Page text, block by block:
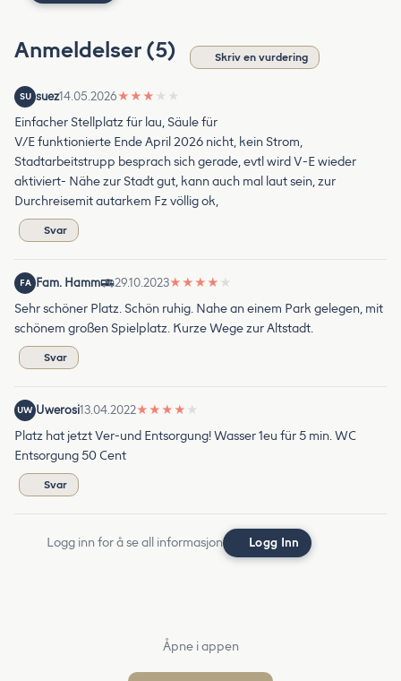
Anmeldelser (5) Skriv en vurdering
SU suez14.05.2026★ ★ ★ ★ ★
Einfacher Stellplatz für lau, Säule für
V/E funktionierte Ende April 2026 nicht, kein Strom,
Stadtarbeitstrupp besprach sich gerade, evtl wird V-E wieder
aktiviert- Nähe zur Stadt gut, kann auch mal laut sein, zur
Durchreisemit autarkem Fz völlig ok,
Svar
FA Fam. Hamm 29.10.2023★ ★ ★ ★ ★
Sehr schöner Platz. Schön ruhig. Nahe an einem Park gelegen, mit
schönem großen Spielplatz. Kurze Wege zur Altstadt.
Svar
UW Uwerosi13.04.2022★ ★ ★ ★ ★
Platz hat jetzt Ver-und Entsorgung! Wasser 1eu für 5 min. WC
Entsorgung 50 Cent
Svar
Logg inn for å se all informasjon Logg Inn
Åpne i appen